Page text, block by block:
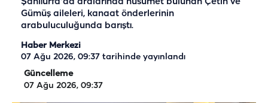
Gümüş aileleri, kanaat önderlerinin
arabuluculuğunda barıştı.
Haber Merkezi
07 Ağu 2026, 09:37 tarihinde yayınlandı
Güncelleme
07 Ağu 2026, 09:37